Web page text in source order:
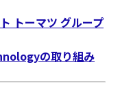
トーマツ グループ
の取り組み